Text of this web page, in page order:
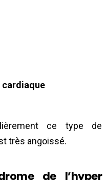
ce type de
très angoissé.
de l’hyper